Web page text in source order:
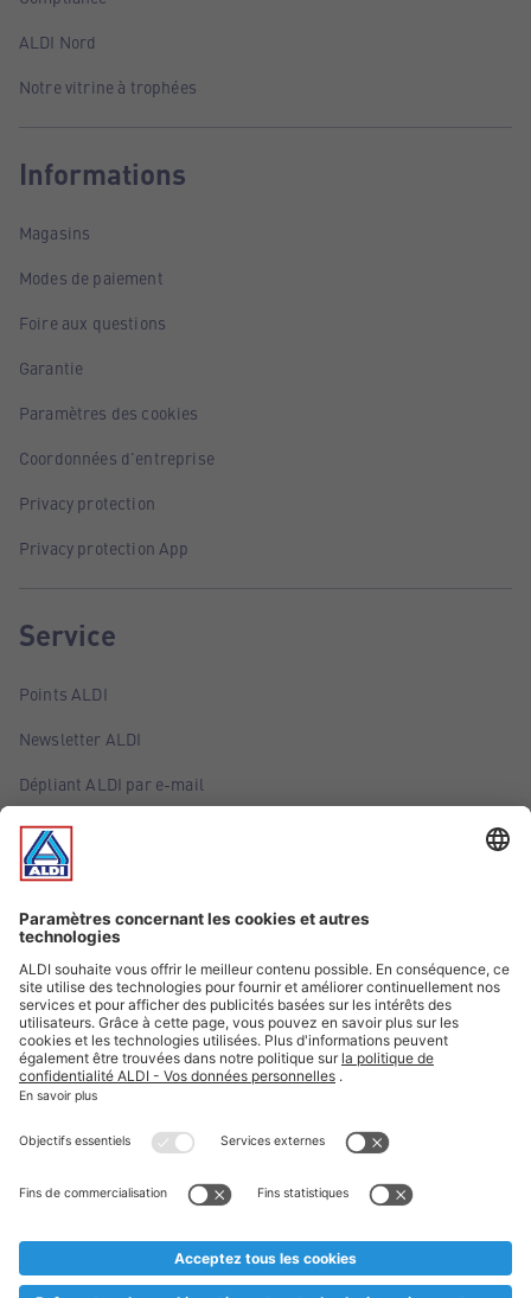
ALDI Nord
Notre vitrine à trophées
Informations
Magasins
Modes de paiement
Foire aux questions
Garantie
Paramètres des cookies
Coordonnées d'entreprise
Privacy protection
Privacy protection App
Service
Points ALDI
Newsletter ALDI
Dépliant ALDI par e-mail
Offres
Infos essentielles
Suivez ALDI Belgique
Textes marqués d'un astérisque et mentions légales
* Nous vendons ces articles temporairement et jusqu'à
au cas où, malgré le planning bien étudié, nous serions
prématurément en rupture de stock. Prix Recupel et TVA incl.
** Sur ce site, l’utilisation de la forme masculine a été adoptée